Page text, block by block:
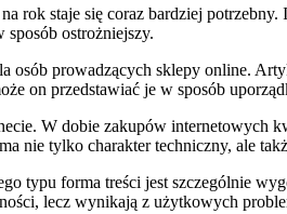
staje się coraz bardziej
ostrożniejszy.
prowadzących sklepy online.
on przedstawiać je w sposób
W dobie zakupów internetowych
nie tylko charakter techniczny, ale
typu forma treści jest szczególnie
lecz wynikają z użytkowych